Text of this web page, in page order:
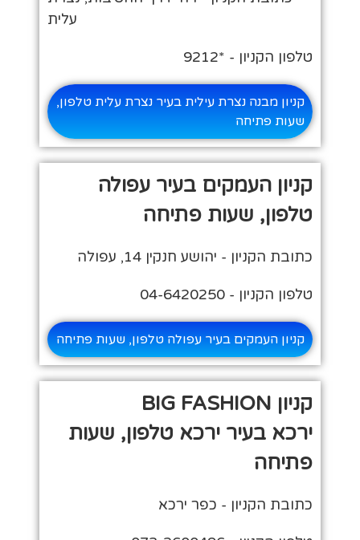
עלית
טלפון הקניון - *9212
קניון מבנה נצרת עילית בעיר נצרת עלית טלפון,
שעות פתיחה
קניון העמקים בעיר עפולה
טלפון, שעות פתיחה
כתובת הקניון - יהושע חנקין 14, עפולה
טלפון הקניון - 04-6420250
קניון העמקים בעיר עפולה טלפון, שעות פתיחה
קניון BIG FASHION
ירכא בעיר ירכא טלפון, שעות
פתיחה
כתובת הקניון - כפר ירכא